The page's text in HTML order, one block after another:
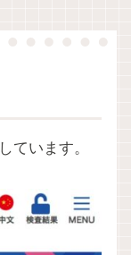
ています。